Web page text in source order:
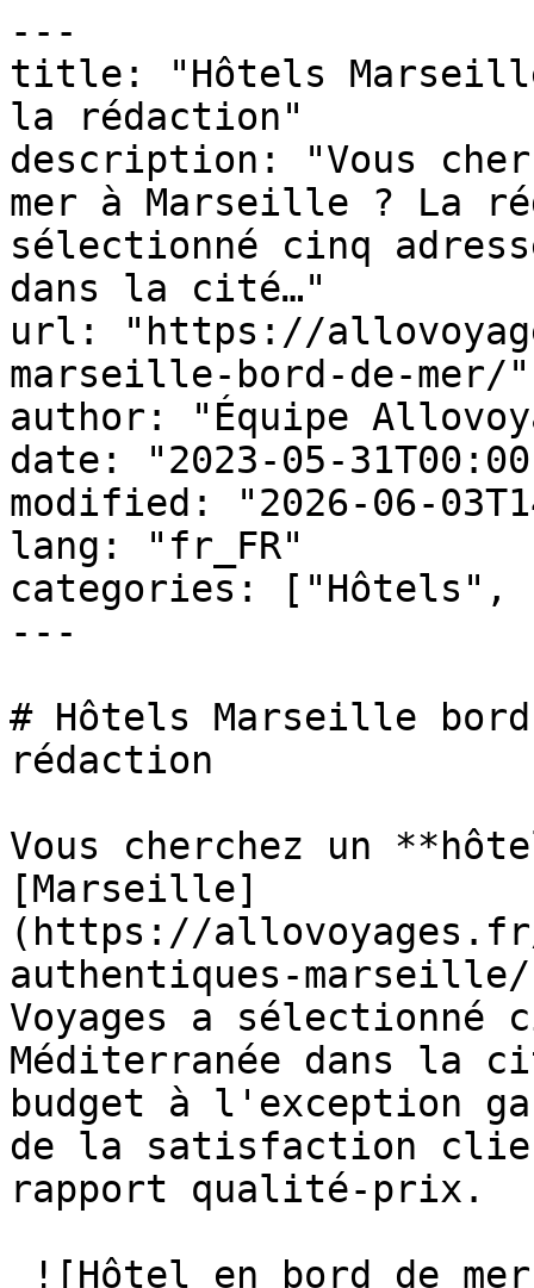
---
title: "Hôtels
la rédaction"
description: "Vous
mer à Marseille ? La
sélectionné cinq
dans la cité…"
url: "https://
marseille-bord-de-mer/"
author: "Équipe
date: "2023-05-
modified: "2026-06-
lang: "fr_FR"
categories: ["Hôtels",
---
# Hôtels Marseille
rédaction
Vous cherchez un
[Marseille]
(https://
authentiques-
Voyages a sélectionné
Méditerranée dans la
budget à l'exception
de la satisfaction
rapport qualité-prix.